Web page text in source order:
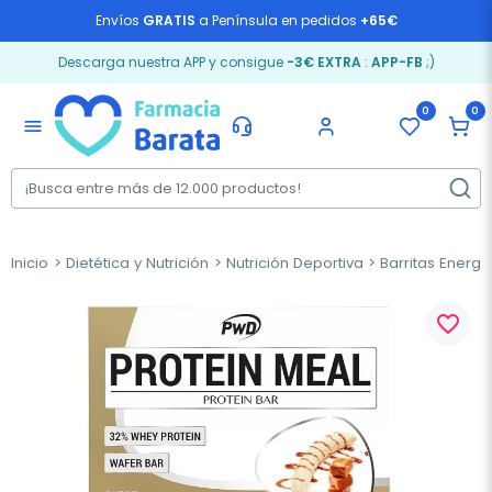
Envíos GRATIS a Península en pedidos +65€
Descarga nuestra APP y consigue -3€ EXTRA: APP-FB ;)
menu
0 0
Inicio Dietética y Nutrición Nutrición Deportiva Barritas
favorite_border